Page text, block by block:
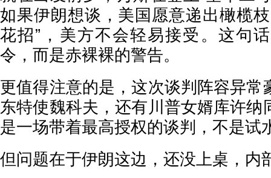
如果伊朗想谈，美国愿意递出橄榄
花招”，美方不会轻易接受。这句
令，而是赤裸裸的警告。
更值得注意的是，这次谈判阵容异常
东特使魏科夫，还有川普女婿库许纳
是一场带着最高授权的谈判，不是试
但问题在于伊朗这边，还没上桌，内